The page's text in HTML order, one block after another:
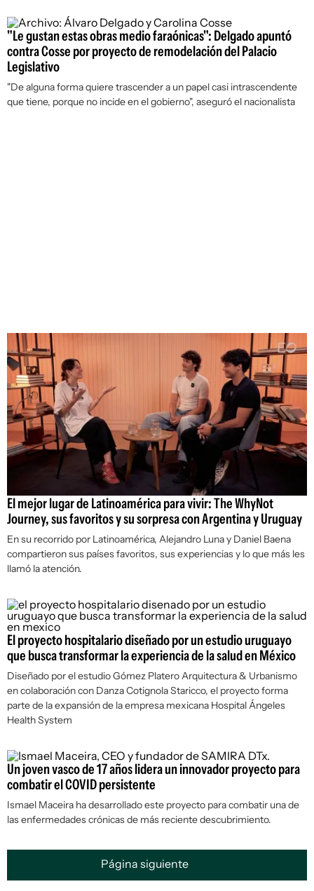
"Le gustan estas obras medio faraónicas": Delgado apuntó
contra Cosse por proyecto de remodelación del Palacio
Legislativo
"De alguna forma quiere trascender a un papel casi intrascendente
que tiene, porque no incide en el gobierno", aseguró el nacionalista
El mejor lugar de Latinoamérica para vivir: The WhyNot
Journey, sus favoritos y su sorpresa con Argentina y Uruguay
En su recorrido por Latinoamérica, Alejandro Luna y Daniel Baena
compartieron sus países favoritos, sus experiencias y lo que más les
llamó la atención.
El proyecto hospitalario diseñado por un estudio uruguayo
que busca transformar la experiencia de la salud en México
Diseñado por el estudio Gómez Platero Arquitectura & Urbanismo
en colaboración con Danza Cotignola Staricco, el proyecto forma
parte de la expansión de la empresa mexicana Hospital Ángeles
Health System
Un joven vasco de 17 años lidera un innovador proyecto para
combatir el COVID persistente
Ismael Maceira ha desarrollado este proyecto para combatir una de
las enfermedades crónicas de más reciente descubrimiento.
Página siguiente